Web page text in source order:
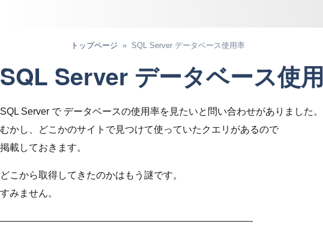
トップページ SQL Server データベース使用率
SQL Server データベース使
SQL Server で データベースの使用率を見たいと問い合わせがありました。
むかし、どこかのサイトで見つけて使っていたクエリがあるので
掲載しておきます。
どこから取得してきたのかはもう謎です。
すみません。
——————————————————————————-